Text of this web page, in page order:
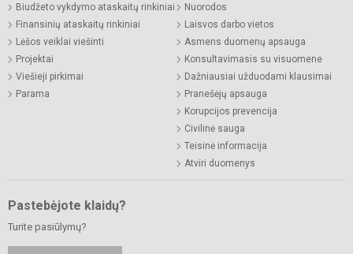
Biudžeto vykdymo ataskaitų rinkiniai
Finansinių ataskaitų rinkiniai
Lėšos veiklai viešinti
Projektai
Viešieji pirkimai
Parama
Nuorodos
Laisvos darbo vietos
Asmens duomenų apsauga
Konsultavimasis su visuomene
Dažniausiai užduodami klausimai
Pranešėjų apsauga
Korupcijos prevencija
Civilinė sauga
Teisinė informacija
Atviri duomenys
Pastebėjote klaidų?
Turite pasiūlymų?